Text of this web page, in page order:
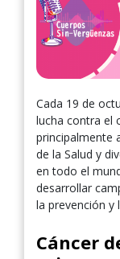
Cada 19 de
lucha contra el
principalmente
de la Salud y
en todo el
desarrollar
la prevención
Cáncer